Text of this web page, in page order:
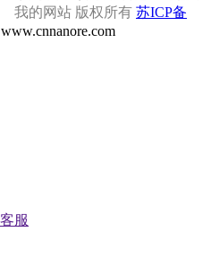
我的网站 版权所有 苏ICP备
客服